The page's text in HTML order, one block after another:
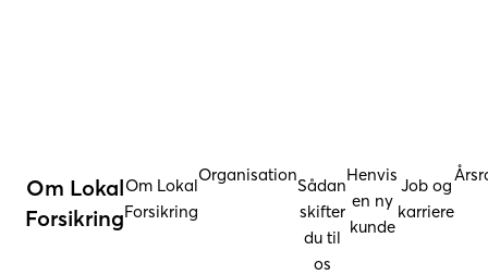
Om Lokal
Forsikring
Om Lokal
Forsikring
Organisation
Sådan
skifter
du til
os
Henvis
en ny
kunde
Job og
karriere